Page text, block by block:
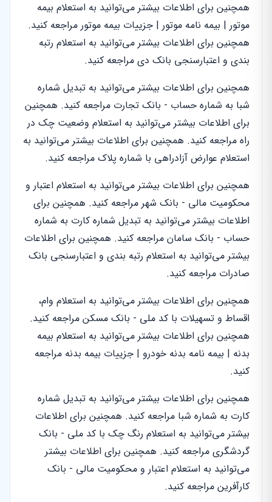
همچنین برای اطلاعات بیشتر می‌توانید به استعلام بیمه
موتور | بیمه نامه موتور | جزییات بیمه موتور مراجعه کنید.
همچنین برای اطلاعات بیشتر می‌توانید به استعلام رتبه
بندی و اعتبارسنجی بانک دی مراجعه کنید.
همچنین برای اطلاعات بیشتر می‌توانید به تبدیل شماره
شبا به شماره حساب - بانک تجارت مراجعه کنید. همچنین
برای اطلاعات بیشتر می‌توانید به استعلام وضعیت چک در
راه مراجعه کنید. همچنین برای اطلاعات بیشتر می‌توانید به
استعلام عوارض آزادراهی با شماره پلاک مراجعه کنید.
همچنین برای اطلاعات بیشتر می‌توانید به استعلام اعتبار و
محکومیت مالی - بانک شهر مراجعه کنید. همچنین برای
اطلاعات بیشتر می‌توانید به تبدیل شماره کارت به شماره
حساب - بانک سامان مراجعه کنید. همچنین برای اطلاعات
بیشتر می‌توانید به استعلام رتبه بندی و اعتبارسنجی بانک
صادرات مراجعه کنید.
همچنین برای اطلاعات بیشتر می‌توانید به استعلام وام،
اقساط و تسهیلات با کد ملی - بانک مسکن مراجعه کنید.
همچنین برای اطلاعات بیشتر می‌توانید به استعلام بیمه
بدنه | بیمه نامه بدنه خودرو | جزییات بیمه بدنه مراجعه
کنید.
همچنین برای اطلاعات بیشتر می‌توانید به تبدیل شماره
کارت به شماره شبا مراجعه کنید. همچنین برای اطلاعات
بیشتر می‌توانید به استعلام رنگ چک با کد ملی - بانک
گردشگری مراجعه کنید. همچنین برای اطلاعات بیشتر
می‌توانید به استعلام اعتبار و محکومیت مالی - بانک
کارآفرین مراجعه کنید.